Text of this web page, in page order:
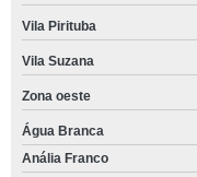
Vila Pirituba
Vila Suzana
Zona oeste
Água Branca
Anália Franco